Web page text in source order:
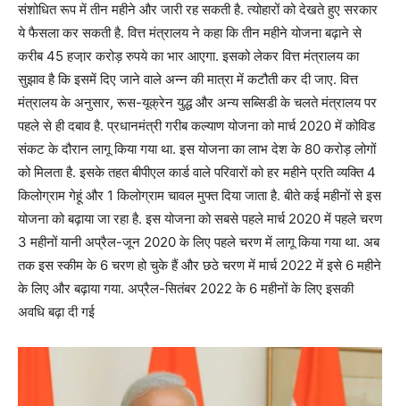
संशोधित रूप में तीन महीने और जारी रह सकती है. त्योहारों को देखते हुए सरकार
ये फैसला कर सकती है. वित्त मंत्रालय ने कहा कि तीन महीने योजना बढ़ाने से
करीब 45 हजा़र करोड़ रुपये का भार आएगा. इसको लेकर वित्त मंत्रालय का
सुझाव है कि इसमें दिए जाने वाले अन्न की मात्रा में कटौती कर दी जाए. वित्त
मंत्रालय के अनुसार, रूस-यूक्रेन युद्ध और अन्य सब्सिडी के चलते मंत्रालय पर
पहले से ही दबाव है. प्रधानमंत्री गरीब कल्याण योजना को मार्च 2020 में कोविड
संकट के दौरान लागू किया गया था. इस योजना का लाभ देश के 80 करोड़ लोगों
को मिलता है. इसके तहत बीपीएल कार्ड वाले परिवारों को हर महीने प्रति व्यक्ति 4
किलोग्राम गेहूं और 1 किलोग्राम चावल मुफ्त दिया जाता है. बीते कई महीनों से इस
योजना को बढ़ाया जा रहा है. इस योजना को सबसे पहले मार्च 2020 में पहले चरण
3 महीनों यानी अप्रैल-जून 2020 के लिए पहले चरण में लागू किया गया था. अब
तक इस स्कीम के 6 चरण हो चुके हैं और छठे चरण में मार्च 2022 में इसे 6 महीने
के लिए और बढ़ाया गया. अप्रैल-सितंबर 2022 के 6 महीनों के लिए इसकी
अवधि बढ़ा दी गई